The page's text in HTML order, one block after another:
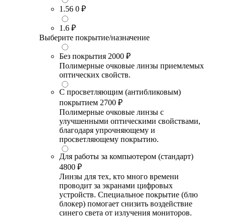
1.56 0 ₽
1.6 ₽
Выберите покрытие/назначение
Без покрытия 2000 ₽
Полимерные очковые линзы приемлемых
оптических свойств.
С просветляющим (антибликовым)
покрытием 2700 ₽
Полимерные очковые линзы с
улучшенными оптическими свойствами,
благодаря упрочняющему и
просветляющему покрытию.
Для работы за компьютером (стандарт)
4800 ₽
Линзы для тех, кто много времени
проводит за экранами цифровых
устройств. Специальное покрытие (блю
блокер) помогает снизить воздействие
синего света от излучения мониторов.